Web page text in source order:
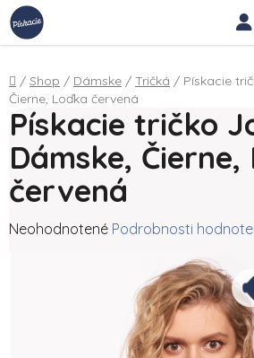
Prejsť na obsah
Domov
/ Shop / Dámske / Tričká / Pískacie
Čierne, Loďka červená
Pískacie tričko
Dámske, Čierne,
červená
Priemerné hodnotenie produktu je 0,0
Neohodnotené Podrobnosti